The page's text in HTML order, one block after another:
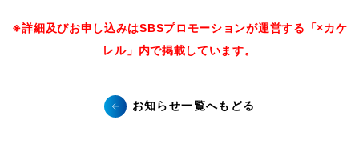
※詳細及びお申し込みはSBSプロモーションが運営する「×カケ
レル」内で掲載しています。
お知らせ一覧へもどる